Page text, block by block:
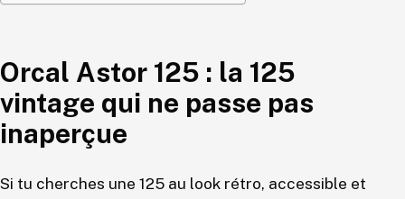
Orcal Astor 125 : la 125
vintage qui ne passe pas
inaperçue
Si tu cherches une 125 au look rétro, accessible et